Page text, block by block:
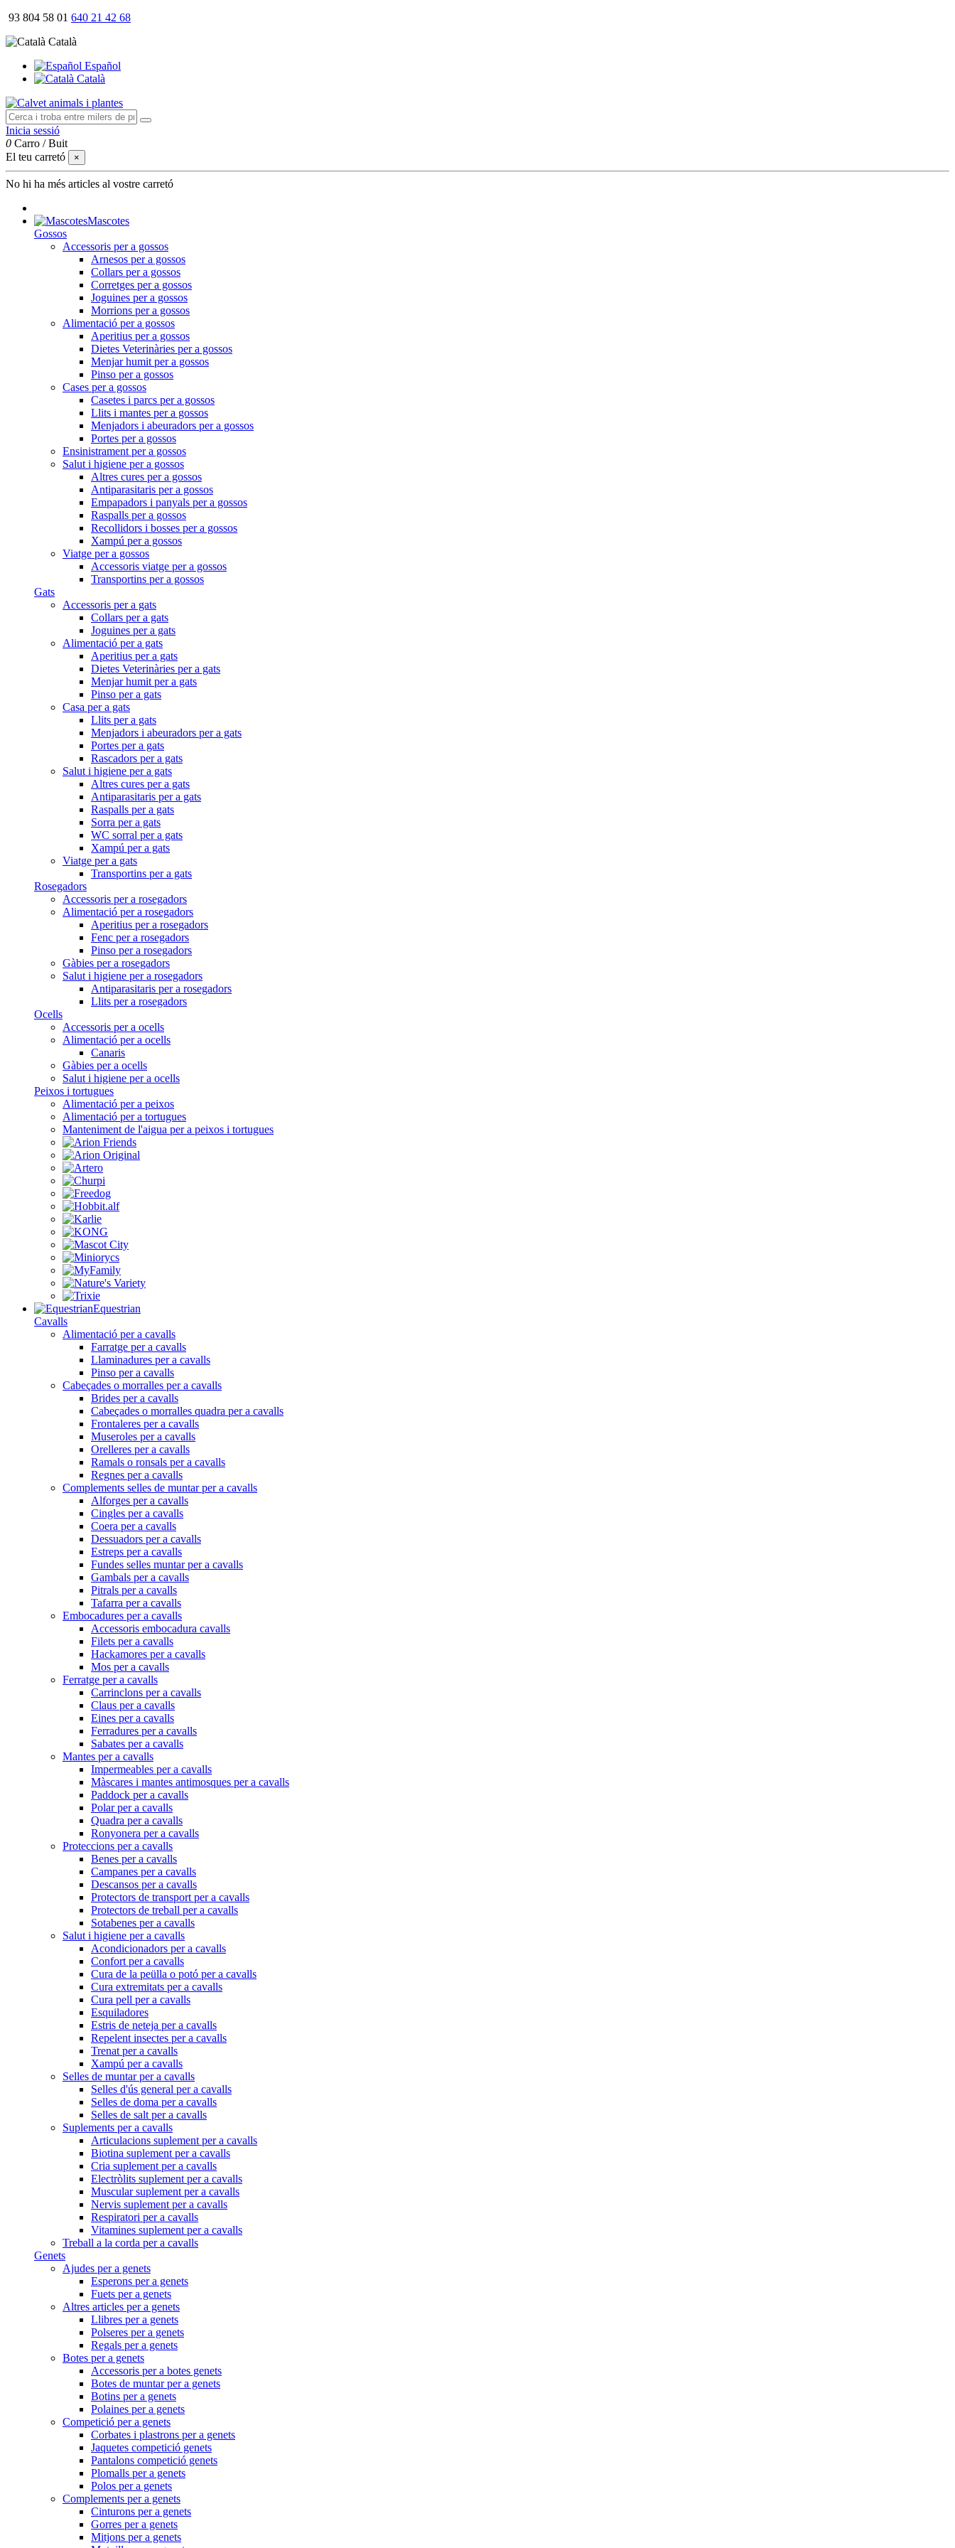
93 804 58 01 640 21 42 68
Català
Español
Català
Inicia sessió
0 Carro /Buit
El teu carretó
×
No hi ha més articles al vostre carretó
Mascotes
Gossos
Accessoris per a gossos
Arnesos per a gossos
Collars per a gossos
Corretges per a gossos
Joguines per a gossos
Morrions per a gossos
Alimentació per a gossos
Aperitius per a gossos
Dietes Veterinàries per a gossos
Menjar humit per a gossos
Pinso per a gossos
Cases per a gossos
Casetes i parcs per a gossos
Llits i mantes per a gossos
Menjadors i abeuradors per a gossos
Portes per a gossos
Ensinistrament per a gossos
Salut i higiene per a gossos
Altres cures per a gossos
Antiparasitaris per a gossos
Empapadors i panyals per a gossos
Raspalls per a gossos
Recollidors i bosses per a gossos
Xampú per a gossos
Viatge per a gossos
Accessoris viatge per a gossos
Transportins per a gossos
Gats
Accessoris per a gats
Collars per a gats
Joguines per a gats
Alimentació per a gats
Aperitius per a gats
Dietes Veterinàries per a gats
Menjar humit per a gats
Pinso per a gats
Casa per a gats
Llits per a gats
Menjadors i abeuradors per a gats
Portes per a gats
Rascadors per a gats
Salut i higiene per a gats
Altres cures per a gats
Antiparasitaris per a gats
Raspalls per a gats
Sorra per a gats
WC sorral per a gats
Xampú per a gats
Viatge per a gats
Transportins per a gats
Rosegadors
Accessoris per a rosegadors
Alimentació per a rosegadors
Aperitius per a rosegadors
Fenc per a rosegadors
Pinso per a rosegadors
Gàbies per a rosegadors
Salut i higiene per a rosegadors
Antiparasitaris per a rosegadors
Llits per a rosegadors
Ocells
Accessoris per a ocells
Alimentació per a ocells
Canaris
Gàbies per a ocells
Salut i higiene per a ocells
Peixos i tortugues
Alimentació per a peixos
Alimentació per a tortugues
Manteniment de l'aigua per a peixos i tortugues
Equestrian
Cavalls
Alimentació per a cavalls
Farratge per a cavalls
Llaminadures per a cavalls
Pinso per a cavalls
Cabeçades o morralles per a cavalls
Brides per a cavalls
Cabeçades o morralles quadra per a cavalls
Frontaleres per a cavalls
Museroles per a cavalls
Orelleres per a cavalls
Ramals o ronsals per a cavalls
Regnes per a cavalls
Complements selles de muntar per a cavalls
Alforges per a cavalls
Cingles per a cavalls
Coera per a cavalls
Dessuadors per a cavalls
Estreps per a cavalls
Fundes selles muntar per a cavalls
Gambals per a cavalls
Pitrals per a cavalls
Tafarra per a cavalls
Embocadures per a cavalls
Accessoris embocadura cavalls
Filets per a cavalls
Hackamores per a cavalls
Mos per a cavalls
Ferratge per a cavalls
Carrinclons per a cavalls
Claus per a cavalls
Eines per a cavalls
Ferradures per a cavalls
Sabates per a cavalls
Mantes per a cavalls
Impermeables per a cavalls
Màscares i mantes antimosques per a cavalls
Paddock per a cavalls
Polar per a cavalls
Quadra per a cavalls
Ronyonera per a cavalls
Proteccions per a cavalls
Benes per a cavalls
Campanes per a cavalls
Descansos per a cavalls
Protectors de transport per a cavalls
Protectors de treball per a cavalls
Sotabenes per a cavalls
Salut i higiene per a cavalls
Acondicionadors per a cavalls
Confort per a cavalls
Cura de la peülla o potó per a cavalls
Cura extremitats per a cavalls
Cura pell per a cavalls
Esquiladores
Estris de neteja per a cavalls
Repelent insectes per a cavalls
Trenat per a cavalls
Xampú per a cavalls
Selles de muntar per a cavalls
Selles d'ús general per a cavalls
Selles de doma per a cavalls
Selles de salt per a cavalls
Suplements per a cavalls
Articulacions suplement per a cavalls
Biotina suplement per a cavalls
Cria suplement per a cavalls
Electròlits suplement per a cavalls
Muscular suplement per a cavalls
Nervis suplement per a cavalls
Respiratori per a cavalls
Vitamines suplement per a cavalls
Treball a la corda per a cavalls
Genets
Ajudes per a genets
Esperons per a genets
Fuets per a genets
Altres articles per a genets
Llibres per a genets
Polseres per a genets
Regals per a genets
Botes per a genets
Accessoris per a botes genets
Botes de muntar per a genets
Botins per a genets
Polaines per a genets
Competició per a genets
Corbates i plastrons per a genets
Jaquetes competició genets
Pantalons competició genets
Plomalls per a genets
Polos per a genets
Complements per a genets
Cinturons per a genets
Gorres per a genets
Mitjons per a genets